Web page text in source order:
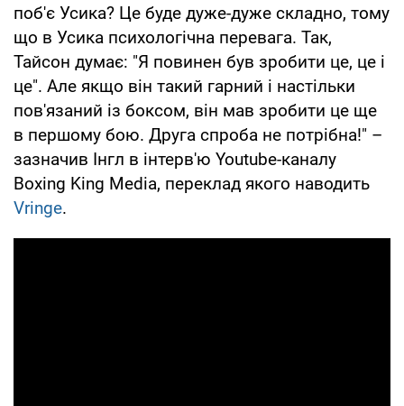
поб'є Усика? Це буде дуже-дуже складно, тому
що в Усика психологічна перевага. Так,
Тайсон думає: "Я повинен був зробити це, це і
це". Але якщо він такий гарний і настільки
пов'язаний із боксом, він мав зробити це ще
в першому бою. Друга спроба не потрібна!" –
зазначив Інгл в інтерв'ю Youtube-каналу
Boxing King Media, переклад якого наводить
Vringe.